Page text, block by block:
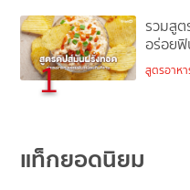
1
รวมสูต
อร่อย
สูตรอาหา
แท็กยอดนิยม